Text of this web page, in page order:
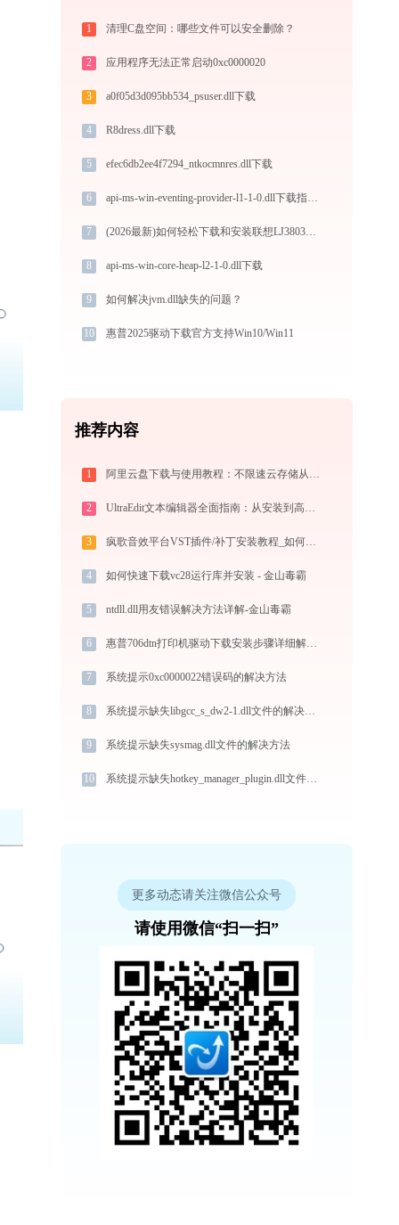
1 清理C盘空间：哪些文件可以安全删除？
2 应用程序无法正常启动0xc0000020
3 a0f05d3d095bb534_psuser.dll下载
4 R8dress.dll下载
5 efec6db2ee4f7294_ntkocmnres.dll下载
6 api-ms-win-eventing-provider-l1-1-0.dll下载指南：32/64位系统官方免费解决方案
7 (2026最新)如何轻松下载和安装联想LJ3803DN打印机驱动？跟着这篇指南走
8 api-ms-win-core-heap-l2-1-0.dll下载
9 如何解决jvm.dll缺失的问题？
10 惠普2025驱动下载官方支持Win10/Win11
推荐内容
1 阿里云盘下载与使用教程：不限速云存储从零上手全指南
2 UltraEdit文本编辑器全面指南：从安装到高级技巧一篇就够（附快捷键大全）
3 疯歌音效平台VST插件/补丁安装教程_如何加载插件效果包
4 如何快速下载vc28运行库并安装 - 金山毒霸
5 ntdll.dll用友错误解决方法详解-金山毒霸
6 惠普706dtn打印机驱动下载安装步骤详细解析，让安装更简单
7 系统提示0xc0000022错误码的解决方法
8 系统提示缺失libgcc_s_dw2-1.dll文件的解决方法
9 系统提示缺失sysmag.dll文件的解决方法
10 系统提示缺失hotkey_manager_plugin.dll文件的解决方法
更多动态请关注微信公众号
请使用微信“扫一扫”